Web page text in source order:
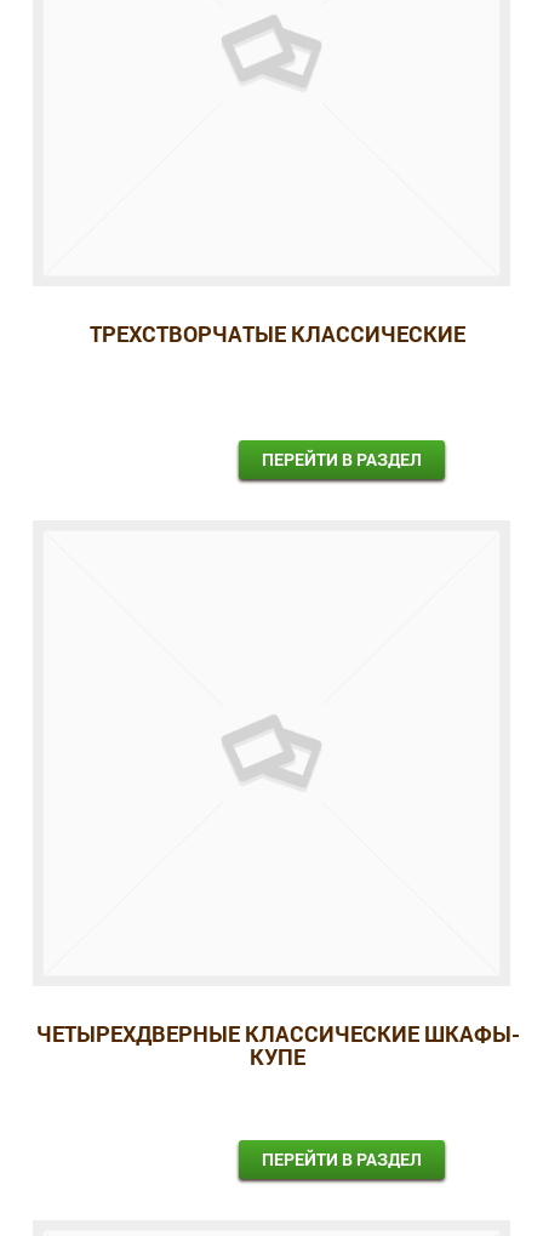
ТРЕХСТВОРЧАТЫЕ КЛАССИЧЕСКИЕ
ПЕРЕЙТИ В РАЗДЕЛ
ЧЕТЫРЕХДВЕРНЫЕ КЛАССИЧЕСКИЕ ШКАФЫ-
КУПЕ
ПЕРЕЙТИ В РАЗДЕЛ